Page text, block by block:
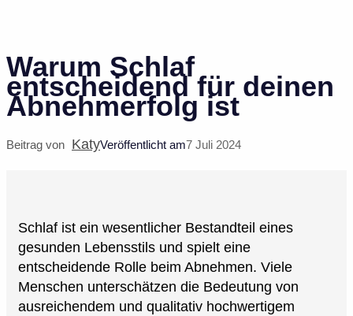
Warum Schlaf
entscheidend für deinen
Abnehmerfolg ist
Beitrag von KatyVeröffentlicht am7 Juli 2024
Schlaf ist ein wesentlicher Bestandteil eines
gesunden Lebensstils und spielt eine
entscheidende Rolle beim Abnehmen. Viele
Menschen unterschätzen die Bedeutung von
ausreichendem und qualitativ hochwertigem